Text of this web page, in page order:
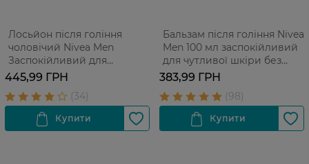
Лосьйон після гоління
чоловічий Nivea Men
Заспокійливий для
чутливої шкіри без вмісту
спирту 100 мл
445,99 ГРН
Бальзам після гоління Nivea
Men 100 мл заспокійливий
для чутливої шкіри без
вмісту спирту 100 мл
383,99 ГРН